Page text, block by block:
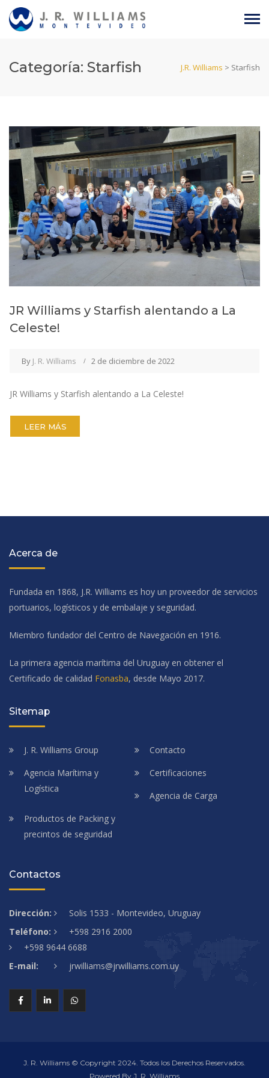
Categoría: Starfish J.R. Williams > Starfish
JR Williams y Starfish alentando a La
Celeste!
By J. R. Williams 2 de diciembre de 2022
JR Williams y Starfish alentando a La Celeste!
LEER MÁS
Acerca de
Fundada en 1868, J.R. Williams es hoy un proveedor de servicios
portuarios, logísticos y de embalaje y seguridad.
Miembro fundador del Centro de Navegación en 1916.
La primera agencia marítima del Uruguay en obtener el
Certificado de calidad Fonasba, desde Mayo 2017.
Sitemap
J. R. Williams Group
Contacto
Agencia Marítima y
Logística
Certificaciones
Agencia de Carga
Productos de Packing y
precintos de seguridad
Contactos
Dirección:
Solis 1533 - Montevideo, Uruguay
Teléfono:
+598 2916 2000
+598 9644 6688
E-mail:
jrwilliams@jrwilliams.com.uy
J. R. Williams © Copyright 2024. Todos los Derechos Reservados.
Powered By J. R. Williams